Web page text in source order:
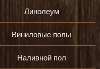
Линолеум
Виниловые полы
Наливной пол